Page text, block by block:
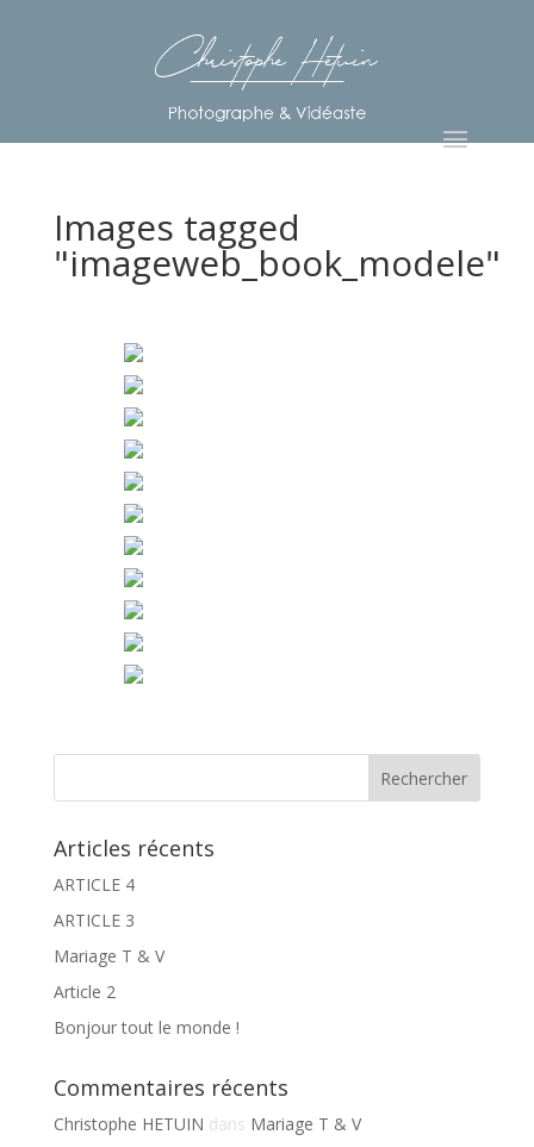
Images tagged
"imageweb_book_modele"
Articles récents
ARTICLE 4
ARTICLE 3
Mariage T & V
Article 2
Bonjour tout le monde !
Commentaires récents
Christophe HETUIN dans Mariage T & V